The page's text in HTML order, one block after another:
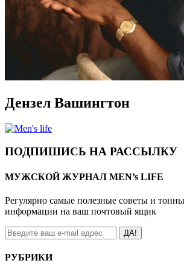
Дензел Вашингтон
ПОДПИШИСЬ НА РАССЫЛКУ
МУЖСКОЙ ЖУРНАЛ MEN’s LIFE
Регулярно самые полезные советы и
информации на ваш почтовый ящик
ДА!
РУБРИКИ